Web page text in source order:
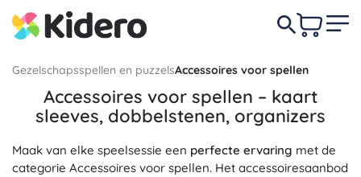
Gezelschapsspellen en puzzelsAccessoires voor spellen
Accessoires voor spellen – kaart
sleeves, dobbelstenen, organizers
Maak van elke speelsessie een perfecte ervaring met de
categorie Accessoires voor spellen. Het accessoiresaanbod